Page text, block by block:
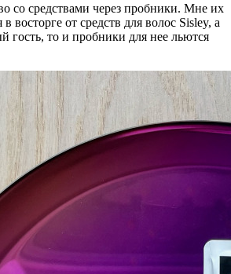
со средствами через пробники. Мне их
в восторге от средств для волос Sisley, а
гость, то и пробники для нее льются